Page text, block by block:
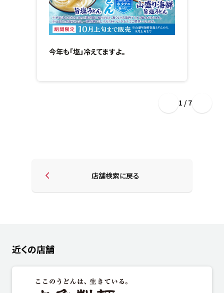
今年も「塩」冷えてますよ。
1 / 7
店舗検索に戻る
近くの店舗